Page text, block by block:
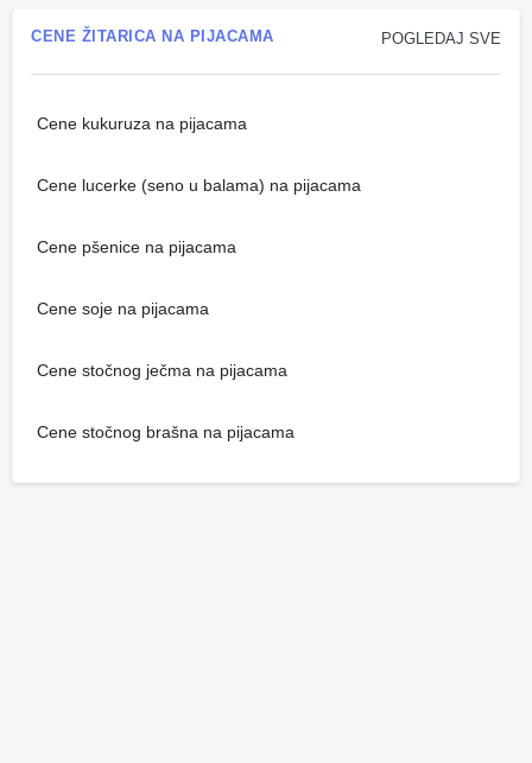
POGLEDAJ SVE
CENE ŽITARICA NA PIJACAMA
Cene kukuruza na pijacama
Cene lucerke (seno u balama) na pijacama
Cene pšenice na pijacama
Cene soje na pijacama
Cene stočnog ječma na pijacama
Cene stočnog brašna na pijacama